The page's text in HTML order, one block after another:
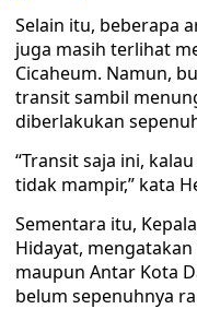
Selain itu, beberapa
juga masih terlihat
Cicaheum. Namun,
transit sambil
diberlakukan
“Transit saja ini,
tidak mampir,” kata
Sementara itu,
Hidayat,
maupun Antar Kota
belum sepenuhnya